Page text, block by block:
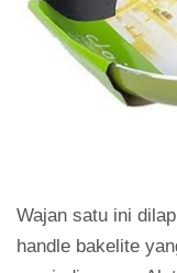
Wajan satu ini
handle bakelite